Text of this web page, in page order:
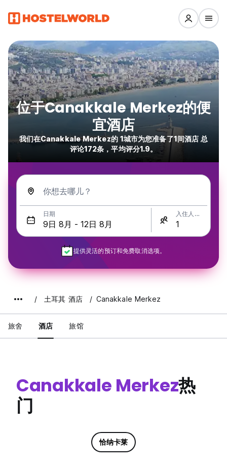
位于Canakkale Merkez的便
宜酒店
我们在Canakkale Merkez的 1城市为您准备了1间酒店 总
评论172条，平均评分1.9。
你想去哪儿？
日期 入住人数
提供灵活的预订和免费取消选项。
土耳其 酒店 Canakkale Merkez
旅舍 酒店 旅馆
Canakkale Merkez热
门
恰纳卡莱